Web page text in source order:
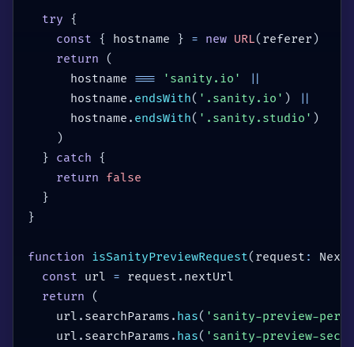
try {
const { hostname } = new URL( referer )
return
(
      hostname
=== 'sanity.io'
||
      hostname
. endsWith( '.sanity.io' )
||
      hostname
. endsWith( '.sanity.studio' )
)
} catch {
return false
}
}
function isSanityPreviewRequest( request :
const url = request . nextUrl
return
(
    url
. searchParams . has( 'sanity-preview-
    url
. searchParams . has( 'sanity-preview-